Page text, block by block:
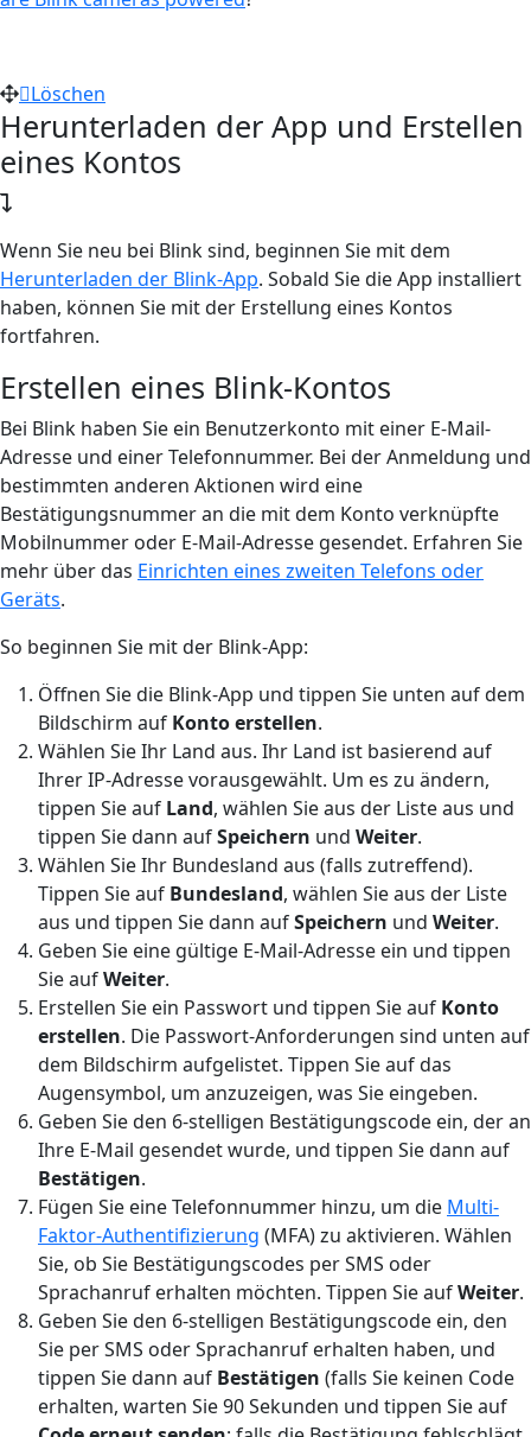
Löschen
Herunterladen der App und Erstellen
eines Kontos
Wenn Sie neu bei Blink sind, beginnen Sie mit dem
Herunterladen der Blink-App. Sobald Sie die App installiert
haben, können Sie mit der Erstellung eines Kontos
fortfahren.
Erstellen eines Blink-Kontos
Bei Blink haben Sie ein Benutzerkonto mit einer E-Mail-
Adresse und einer Telefonnummer. Bei der Anmeldung und
bestimmten anderen Aktionen wird eine
Bestätigungsnummer an die mit dem Konto verknüpfte
Mobilnummer oder E-Mail-Adresse gesendet. Erfahren Sie
mehr über das Einrichten eines zweiten Telefons oder
Geräts.
So beginnen Sie mit der Blink-App:
Öffnen Sie die Blink-App und tippen Sie unten auf dem
Bildschirm auf Konto erstellen.
Wählen Sie Ihr Land aus. Ihr Land ist basierend auf
Ihrer IP-Adresse vorausgewählt. Um es zu ändern,
tippen Sie auf Land, wählen Sie aus der Liste aus und
tippen Sie dann aufSpeichern und Weiter.
Wählen Sie Ihr Bundesland aus (falls zutreffend).
Tippen Sie auf Bundesland, wählen Sie aus der Liste
aus und tippen Sie dann aufSpeichern und Weiter.
Geben Sie eine gültige E-Mail-Adresse ein und tippen
Sie aufWeiter.
Erstellen Sie ein Passwort und tippen Sie auf Konto
erstellen. Die Passwort-Anforderungen sind unten auf
dem Bildschirm aufgelistet. Tippen Sie auf das
Augensymbol, um anzuzeigen, was Sie eingeben.
Geben Sie den 6-stelligen Bestätigungscode ein, der an
Ihre E-Mail gesendet wurde, und tippen Sie dann auf
Bestätigen.
Fügen Sie eine Telefonnummer hinzu, um die Multi-
Faktor-Authentifizierung (MFA) zu aktivieren. Wählen
Sie, ob Sie Bestätigungscodes per SMS oder
Sprachanruf erhalten möchten. Tippen Sie aufWeiter.
Geben Sie den 6-stelligen Bestätigungscode ein, den
Sie per SMS oder Sprachanruf erhalten haben, und
tippen Sie dann auf Bestätigen (falls Sie keinen Code
erhalten, warten Sie 90 Sekunden und tippen Sie auf